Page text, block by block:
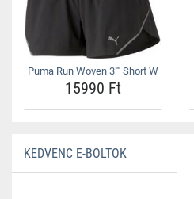
Puma Run Woven 3"" Short W
15990 Ft
KEDVENC E-BOLTOK